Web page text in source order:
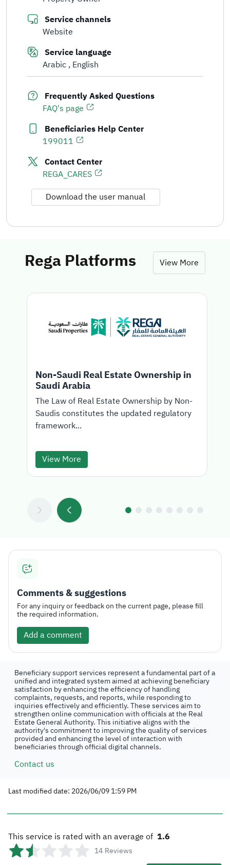
Service channels
Website
Service language
Arabic English
Frequently Asked Questions
FAQ's page
Beneficiaries Help Center
199011
Contact Center
REGA_CARES
Download the user manual
Rega Platforms View More
Non-Saudi Real Estate Ownership in
Saudi Arabia
The Law of Real Estate Ownership by Non-
Saudis constitutes the updated regulatory
framework...
View More
Comments & suggestions
For any inquiry or feedback on the current page, please fill
the required information.
Add a comment
Beneficiary support services represent a fundamental part of a
unified and integrated system aimed at achieving beneficiary
satisfaction by enhancing the efficiency of handling
complaints, requests, and reports, while responding to
inquiries effectively and efficiently. These services aim to
strengthen online communication with officials at the Real
Estate General Authority. This initiative aligns with the
authority's commitment to improving the quality of services
provided and enhancing the level of interaction with
beneficiaries through official digital channels.
Contact us
Last modified date: 2026/06/09 1:59 PM
This service is rated with an average of 1.6
14 Reviews